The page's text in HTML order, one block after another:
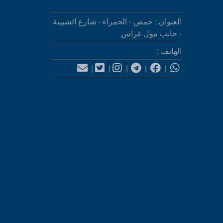
العنوان : حمص - الحمراء - شارع الشبيبة
- جانب مول غراس
الهاتف :
|
|
|
|
|